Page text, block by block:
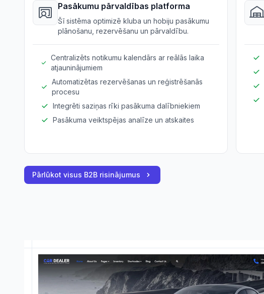
Pasākumu pārvaldības platforma
Šī sistēma optimizē kluba un hobiju pasākumu
plānošanu, rezervēšanu un pārvaldību.
Centralizēts notikumu kalendārs ar reālās laika
atjauninājumiem
Automatizētas rezervēšanas un reģistrēšanās
procesu
Integrēti saziņas rīki pasākuma dalībniekiem
Pasākuma veiktspējas analīze un atskaites
Pārlūkot visus B2B risinājumus